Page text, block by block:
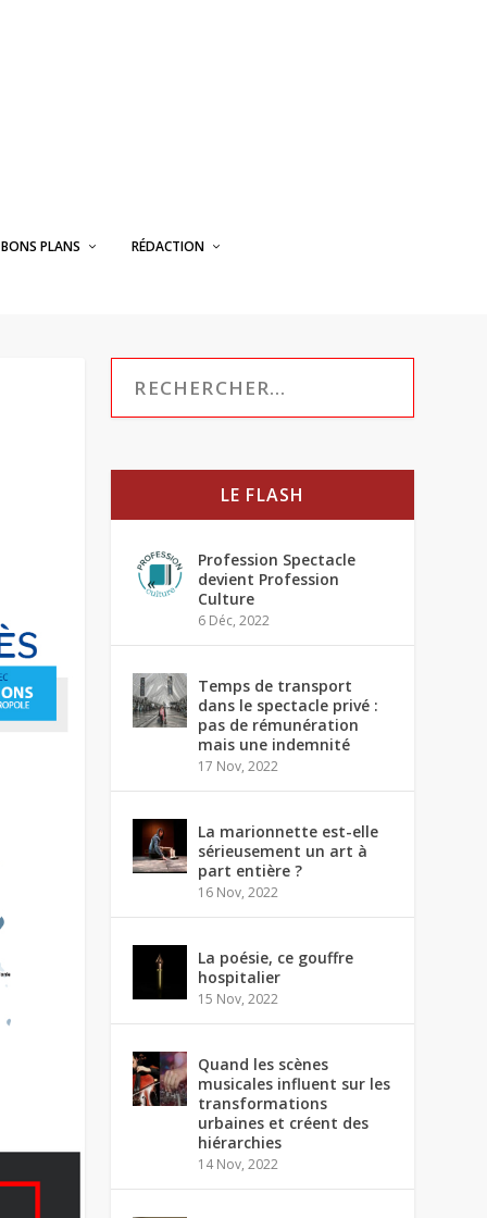
BONS PLANS RÉDACTION
LE FLASH
Profession Spectacle
devient Profession
Culture
6 Déc, 2022
Temps de transport
dans le spectacle privé :
pas de rémunération
mais une indemnité
17 Nov, 2022
La marionnette est-elle
sérieusement un art à
part entière ?
16 Nov, 2022
La poésie, ce gouffre
hospitalier
15 Nov, 2022
Quand les scènes
musicales influent sur les
transformations
urbaines et créent des
hiérarchies
14 Nov, 2022